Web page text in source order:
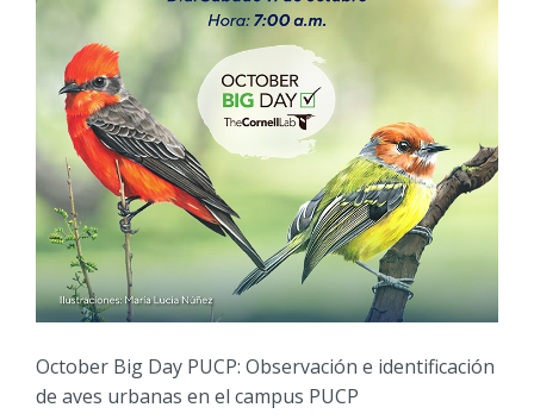
October Big Day PUCP: Observación e identificación
de aves urbanas en el campus PUCP